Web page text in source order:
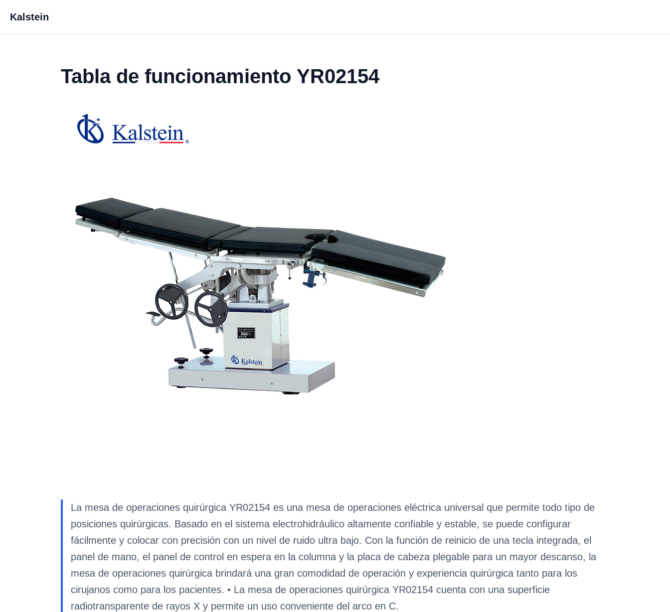
Kalstein
Tabla de funcionamiento YR02154
La mesa de operaciones quirúrgica YR02154 es una mesa de operaciones eléctrica universal que permite todo tipo de
posiciones quirúrgicas. Basado en el sistema electrohidráulico altamente confiable y estable, se puede configurar
fácilmente y colocar con precisión con un nivel de ruido ultra bajo. Con la función de reinicio de una tecla integrada, el
panel de mano, el panel de control en espera en la columna y la placa de cabeza plegable para un mayor descanso, la
mesa de operaciones quirúrgica brindará una gran comodidad de operación y experiencia quirúrgica tanto para los
cirujanos como para los pacientes. • La mesa de operaciones quirúrgica YR02154 cuenta con una superficie
radiotransparente de rayos X y permite un uso conveniente del arco en C.